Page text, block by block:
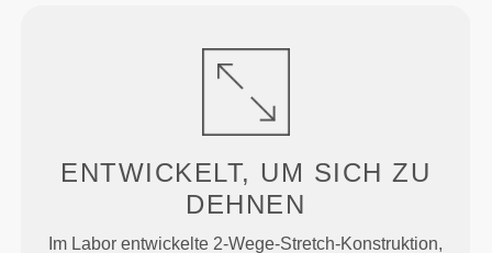
ENTWICKELT, UM SICH ZU
DEHNEN
Im Labor entwickelte 2-Wege-Stretch-Konstruktion,